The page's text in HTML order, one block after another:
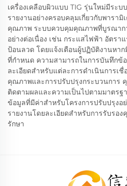
เครื่องเคลือบผิวแบบ TIG รุ่นใหม่มีระ
รายงานอย่างครอบคลุมเกี่ยวกับพารามิ
คุณภาพ ระบบควบคุมคุณภาพที่บูรณาก
อย่างต่อเนื่อง เช่น กระแสไฟฟ้า อัตรา
ป้อนลวด โดยแจ้งเตือนผู้ปฏิบัติงานหาก
ที่กำหนด ความสามารถในการบันทึกข้
ละเอียดสำหรับแต่ละการดำเนินการเ
คุณภาพและการปรับปรุงกระบวนการ
ติดตามผลและความเป็นไปตามมาตร
ข้อมูลที่มีค่าสำหรับโครงการปรับปรุงอ
รายงานโดยละเอียดสำหรับการรับรอ
รักษา